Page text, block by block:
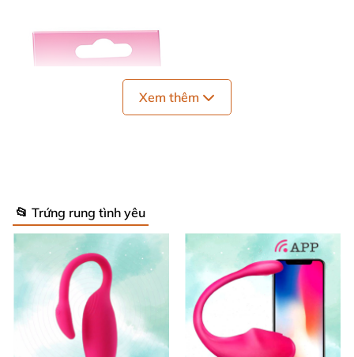
Xem thêm
📂 Trứng rung tình yêu